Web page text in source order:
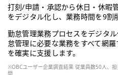
打刻/申請・承認から休日・休暇
をデジタル化し、業務時間を9割
勤怠管理業務プロセスをデジタ
怠管理に必要な業務をすべて網
を確実に支援します。
※OBCユーザー企業調査結果 従業員数50人、
間